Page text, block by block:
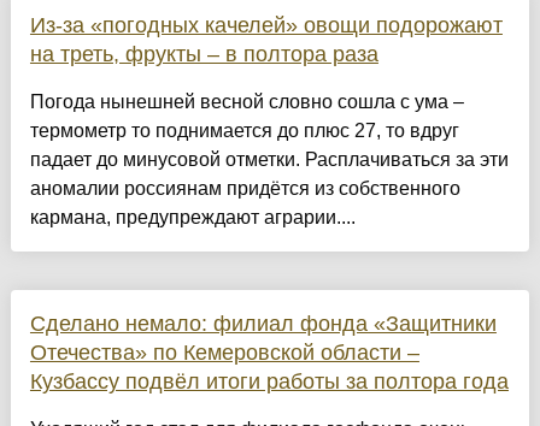
Из-за «погодных качелей» овощи подорожают
на треть, фрукты – в полтора раза
Погода нынешней весной словно сошла с ума –
термометр то поднимается до плюс 27, то вдруг
падает до минусовой отметки. Расплачиваться за эти
аномалии россиянам придётся из собственного
кармана, предупреждают аграрии....
Сделано немало: филиал фонда «Защитники
Отечества» по Кемеровской области –
Кузбассу подвёл итоги работы за полтора года